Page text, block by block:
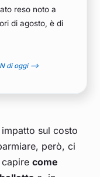
reso noto a
di agosto, è di
di oggi –>
sul costo
però, ci
capirecome